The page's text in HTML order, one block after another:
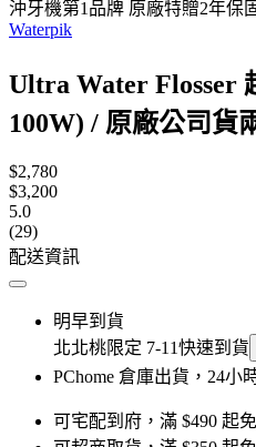
沖牙機第1品牌 原廠特贈2年保
Waterpik
Ultra Water Flosser
100W) / 原廠公司貨
$2,780
$3,200
5.0
(29)
配送資訊
明早到貨
北北桃限定 7-11快速到貨
PChome 倉庫出貨，24小
可宅配到府，滿 $490 起